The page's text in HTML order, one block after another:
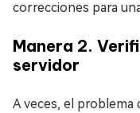
correcciones para
Manera 2.
servidor
A veces, el problema